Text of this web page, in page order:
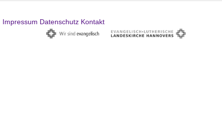
Impressum Datenschutz Kontakt